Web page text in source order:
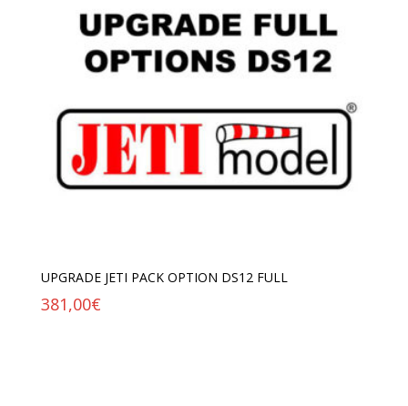
UPGRADE JETI PACK OPTION DS12 FULL
381,00€